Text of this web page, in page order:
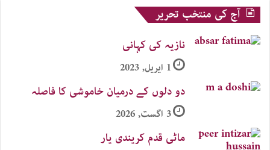
آج کی منتخب تحریر
نازیہ کی کہانی
1 اپریل, 2023
دو دلوں کے درمیان خاموشی کا فاصلہ
3 اگست, 2026
ماٹی قدم کریندی یار